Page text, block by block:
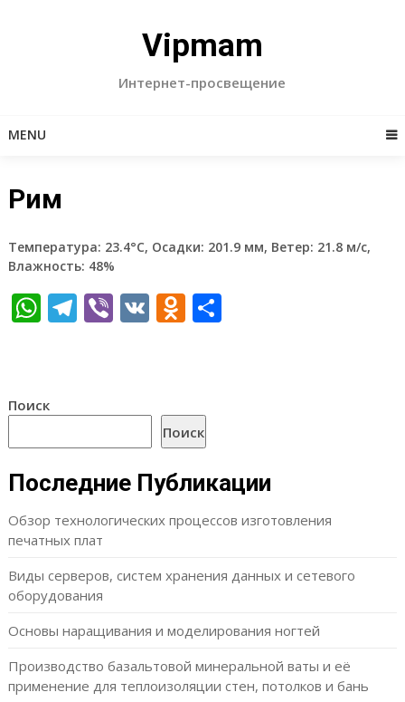
Vipmam
Интернет-просвещение
MENU
Рим
Температура: 23.4°C, Осадки: 201.9 мм, Ветер: 21.8 м/с,
Влажность: 48%
WhatsApp
Telegram
Viber
VKOdnoklassniki
Отправить
Поиск
Поиск
Последние Публикации
Обзор технологических процессов изготовления
печатных плат
Виды серверов, систем хранения данных и сетевого
оборудования
Основы наращивания и моделирования ногтей
Производство базальтовой минеральной ваты и её
применение для теплоизоляции стен, потолков и бань